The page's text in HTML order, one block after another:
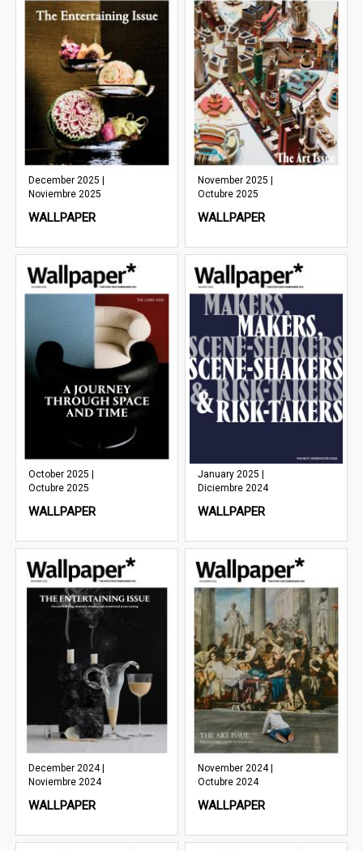
December 2025 |
Noviembre 2025
WALLPAPER
November 2025 |
Octubre 2025
WALLPAPER
October 2025 |
Octubre 2025
WALLPAPER
January 2025 |
Diciembre 2024
WALLPAPER
December 2024 |
Noviembre 2024
WALLPAPER
November 2024 |
Octubre 2024
WALLPAPER